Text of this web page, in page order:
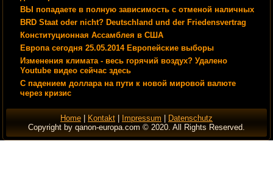
ВЫ попадаете в полную зависимость с отменой наличных
BRD Staat oder nicht? Deutschland und der Friedensvertrag
Конституционная Ассамблея в США
Европа сегодня 25.05.2014 Европейские выборы
Изменения климата - весь горячий воздух? Удалено
Youtube видео сейчас здесь
С падением доллара на пути к новой мировой валюте
через кризис
Home Kontakt Impressum
Datenschutz
Copyright by qanon-europa.com © 2020. All Rights Reserved.